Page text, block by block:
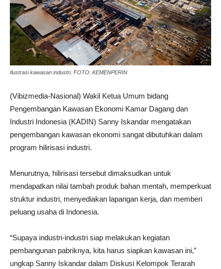
Ilustrasi kawasan industri. FOTO: KEMENPERIN
(Vibizmedia-Nasional) Wakil Ketua Umum bidang
Pengembangan Kawasan Ekonomi Kamar Dagang dan
Industri Indonesia (KADIN) Sanny Iskandar mengatakan
pengembangan kawasan ekonomi sangat dibutuhkan dalam
program hilirisasi industri.
Menurutnya, hilirisasi tersebut dimaksudkan untuk
mendapatkan nilai tambah produk bahan mentah, memperkuat
struktur industri, menyediakan lapangan kerja, dan memberi
peluang usaha di Indonesia.
“Supaya industri-industri siap melakukan kegiatan
pembangunan pabriknya, kita harus siapkan kawasan ini,”
ungkap Sanny Iskandar dalam Diskusi Kelompok Terarah